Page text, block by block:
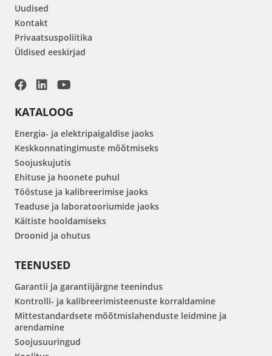
Uudised
Kontakt
Privaatsuspoliitika
Üldised eeskirjad
KATALOOG
Energia- ja elektripaigaldise jaoks
Keskkonnatingimuste mõõtmiseks
Soojuskujutis
Ehituse ja hoonete puhul
Tööstuse ja kalibreerimise jaoks
Teaduse ja laboratooriumide jaoks
Käitiste hooldamiseks
Droonid ja ohutus
TEENUSED
Garantii ja garantiijärgne teenindus
Kontrolli- ja kalibreerimisteenuste korraldamine
Mittestandardsete mõõtmislahenduste leidmine ja
arendamine
Soojusuuringud